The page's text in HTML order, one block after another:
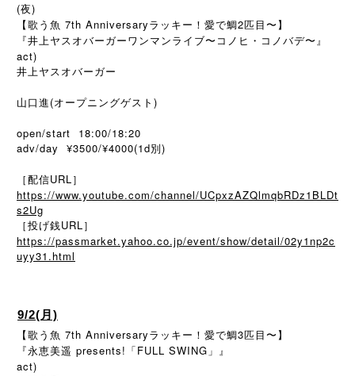
(夜)
【歌う魚 7th Anniversaryラッキー！愛で鯛2匹目〜】
『井上ヤスオバーガーワンマンライブ〜コノヒ・コノバデ〜』
act)
井上ヤスオバーガー
山口進(オープニングゲスト)
open/start 18:00/18:20
adv/day ¥3500/¥4000(1d別)
［配信URL］
https://www.youtube.com/channel/UCpxzAZQlmqbRDz1BLDt
s2Ug
［投げ銭URL］
https://passmarket.yahoo.co.jp/event/show/detail/02y1np2c
uyy31.html
9/2(月)
【歌う魚 7th Anniversaryラッキー！愛で鯛3匹目〜】
『永恵美遥 presents!「FULL SWING」』
act)